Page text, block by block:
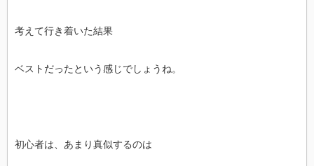
考えて行き着いた結果
ベストだったという感じでしょうね。
初心者は、あまり真似するのは